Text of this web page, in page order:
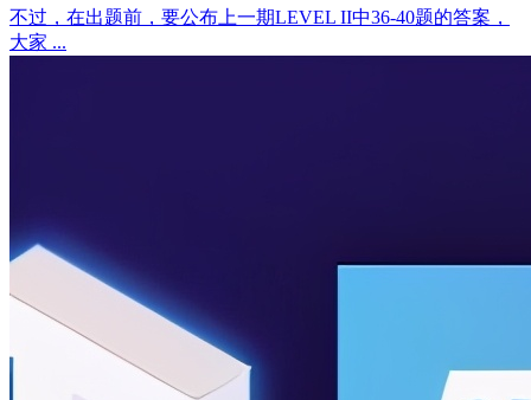
不过，在出题前，要公布上一期LEVEL II中36-40题的答案，
大家 ...